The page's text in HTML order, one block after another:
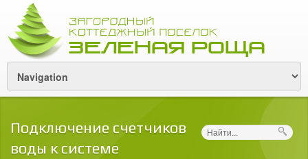
Подключение счетчиков
воды к системе
Поиск